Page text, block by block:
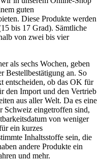
guten
Diese Produkte werden
bis 17 Grad). Sämtliche
von zwei bis vier
als sechs Wochen, geben
Bestellbestätigung an. So
entscheiden, ob das OK für
den Import und den Vertrieb
aus aller Welt. Da es eine
Schweiz eingetroffen sind,
von weniger
ein kurzes
Inhaltsstoffe sein, die
andere Produkte ein
und mehr.